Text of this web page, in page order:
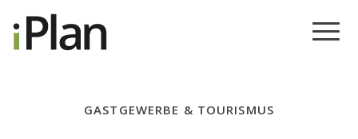
GASTGEWERBE & TOURISMUS